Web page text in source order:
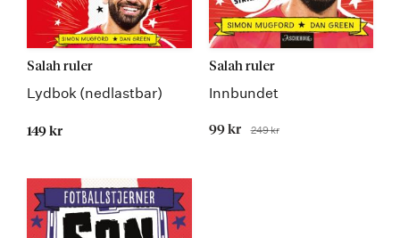
Salah ruler
Lydbok (nedlastbar)
149 kr
Salah ruler
Innbundet
Tilbudspris
99 kr Før
249 kr